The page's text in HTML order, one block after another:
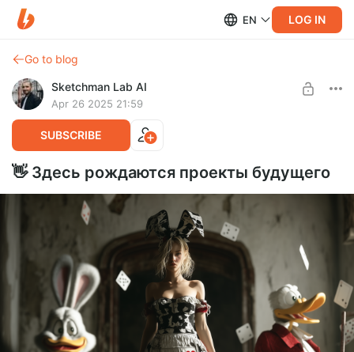
EN LOG IN
Go to blog
Sketchman Lab AI
Apr 26 2025 21:59
SUBSCRIBE
👋 Здесь рождаются проекты будущего